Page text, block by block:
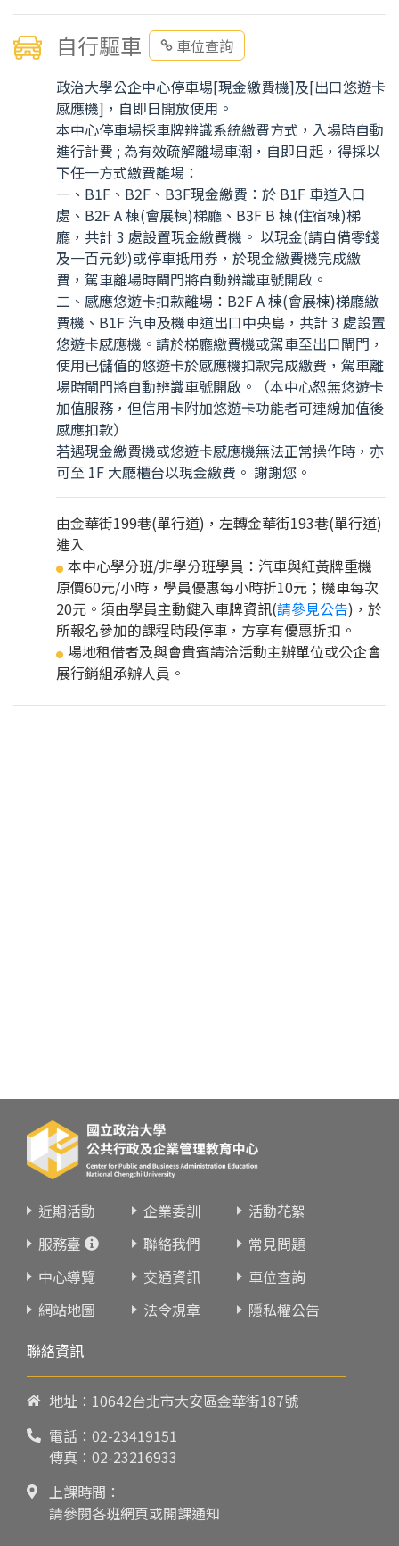
自行驅車
車位查詢
政治大學公企中心停車場[現金繳費機]及[出口悠遊卡
感應機]，自即日開放使用。
本中心停車場採車牌辨識系統繳費方式，入場時自動
進行計費 ; 為有效疏解離場車潮，自即日起，得採以
下任一方式繳費離場：
一、B1F、B2F、B3F現金繳費：於 B1F 車道入口
處、B2F A 棟(會展棟)梯廳、B3F B 棟(住宿棟)梯
廳，共計 3 處設置現金繳費機。 以現金(請自備零錢
及一百元鈔)或停車抵用券，於現金繳費機完成繳
費，駕車離場時閘門將自動辨識車號開啟。
二、感應悠遊卡扣款離場：B2F A 棟(會展棟)梯廳繳
費機、B1F 汽車及機車道出口中央島，共計 3 處設置
悠遊卡感應機。請於梯廳繳費機或駕車至出口閘門，
使用已儲值的悠遊卡於感應機扣款完成繳費，駕車離
場時閘門將自動辨識車號開啟。（本中心恕無悠遊卡
加值服務，但信用卡附加悠遊卡功能者可連線加值後
感應扣款）
若遇現金繳費機或悠遊卡感應機無法正常操作時，亦
可至 1F 大廳櫃台以現金繳費。 謝謝您。
由金華街199巷(單行道)，左轉金華街193巷(單行道)
進入
● 本中心學分班/非學分班學員：汽車與紅黃牌重機
原價60元/小時，學員優惠每小時折10元；機車每次
20元。須由學員主動鍵入車牌資訊(請參見公告)，於
所報名參加的課程時段停車，方享有優惠折扣。
● 場地租借者及與會貴賓請洽活動主辦單位或公企會
展行銷組承辦人員。
近期活動 企業委訓
活動花絮
服務臺
聯絡我們
常見問題
中心導覽
交通資訊
車位查詢
網站地圖
法令規章
隱私權公告
聯絡資訊
地址：10642台北市大安區金華街187號
電話： 02-23419151
傳真：02-23216933
上課時間：
請參閱各班網頁或開課通知